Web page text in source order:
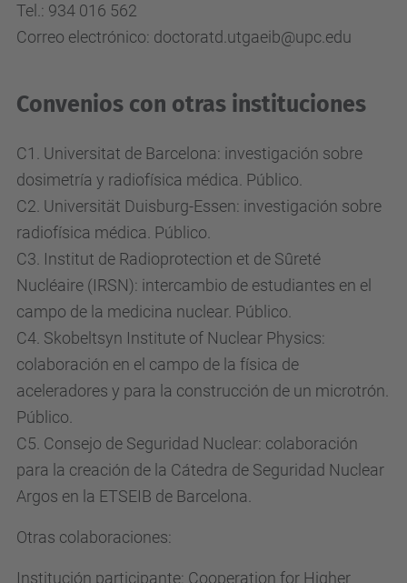
Tel.: 934 016 562
Correo electrónico: doctoratd.utgaeib@upc.edu
Convenios con otras instituciones
C1. Universitat de Barcelona: investigación sobre
dosimetría y radiofísica médica. Público.
C2. Universität Duisburg-Essen: investigación sobre
radiofísica médica. Público.
C3. Institut de Radioprotection et de Sûreté
Nucléaire (IRSN): intercambio de estudiantes en el
campo de la medicina nuclear. Público.
C4. Skobeltsyn Institute of Nuclear Physics:
colaboración en el campo de la física de
aceleradores y para la construcción de un microtrón.
Público.
C5. Consejo de Seguridad Nuclear: colaboración
para la creación de la Cátedra de Seguridad Nuclear
Argos en la ETSEIB de Barcelona.
Otras colaboraciones:
Institución participante: Cooperation for Higher